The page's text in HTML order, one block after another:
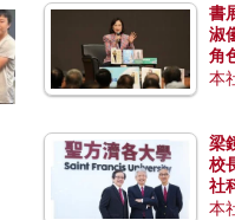
書
淑
角
包
本
梁
校
社
本